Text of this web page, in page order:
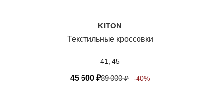
KITON
Текстильные кроссовки
41, 45
45 600 ₽89 000₽ -40%